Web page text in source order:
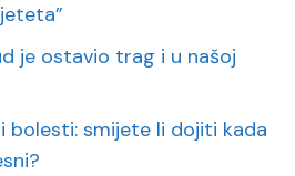
je ostavio trag i u našoj
bolesti: smijete li dojiti kada